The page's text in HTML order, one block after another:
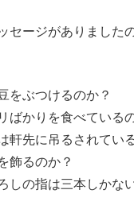
セージがありました
をぶつけるのか？
ばかりを食べている
軒先に吊るされてい
飾るのか？
しの指は三本しかな